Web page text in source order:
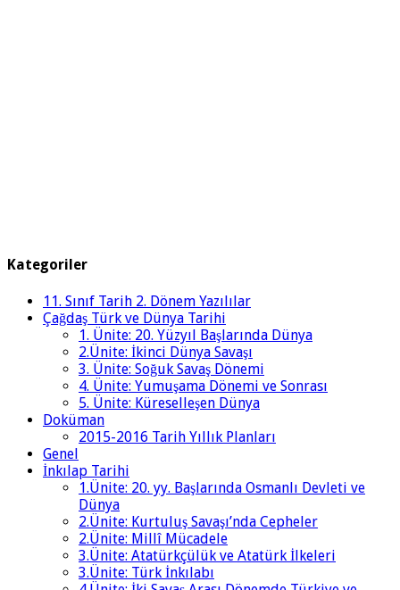
Kategoriler
11. Sınıf Tarih 2. Dönem Yazılılar
Çağdaş Türk ve Dünya Tarihi
1. Ünite: 20. Yüzyıl Başlarında Dünya
2.Ünite: İkinci Dünya Savaşı
3. Ünite: Soğuk Savaş Dönemi
4. Ünite: Yumuşama Dönemi ve Sonrası
5. Ünite: Küreselleşen Dünya
Doküman
2015-2016 Tarih Yıllık Planları
Genel
İnkılap Tarihi
1.Ünite: 20. yy. Başlarında Osmanlı Devleti ve
Dünya
2.Ünite: Kurtuluş Savaşı’nda Cepheler
2.Ünite: Millî Mücadele
3.Ünite: Atatürkçülük ve Atatürk İlkeleri
3.Ünite: Türk İnkılabı